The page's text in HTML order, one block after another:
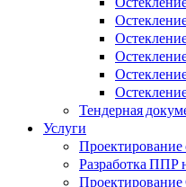
Тендерная
Услуги
Разработка ППР